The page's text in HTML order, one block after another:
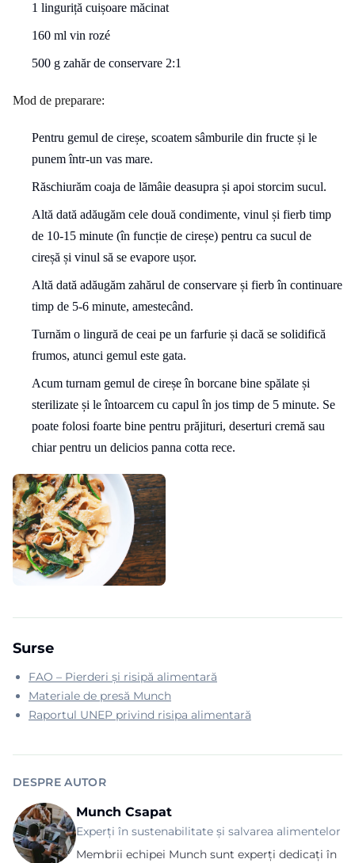
1 linguriță cuișoare măcinat
160 ml vin rozé
500 g zahăr de conservare 2:1
Mod de preparare:
Pentru gemul de cireșe, scoatem sâmburile din fructe și le
punem într-un vas mare.
Răschiurăm coaja de lămâie deasupra și apoi storcim sucul.
Altă dată adăugăm cele două condimente, vinul și fierb timp
de 10-15 minute (în funcție de cireșe) pentru ca sucul de
cireșă și vinul să se evapore ușor.
Altă dată adăugăm zahărul de conservare și fierb în continuare
timp de 5-6 minute, amestecând.
Turnăm o lingură de ceai pe un farfurie și dacă se solidifică
frumos, atunci gemul este gata.
Acum turnam gemul de cireșe în borcane bine spălate și
sterilizate și le întoarcem cu capul în jos timp de 5 minute. Se
poate folosi foarte bine pentru prăjituri, deserturi cremă sau
chiar pentru un delicios panna cotta rece.
Surse
FAO – Pierderi și risipă alimentară
Materiale de presă Munch
Raportul UNEP privind risipa alimentară
DESPRE AUTOR
Munch Csapat
Experți în sustenabilitate și salvarea alimentelor
Membrii echipei Munch sunt experți dedicați în